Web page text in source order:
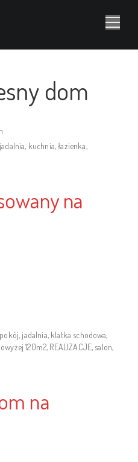
dom
jadalnia, kuchnia,łazienka,
na
, jadalnia, klatka schodowa,
120m2, REALIZACJE, salon,
na